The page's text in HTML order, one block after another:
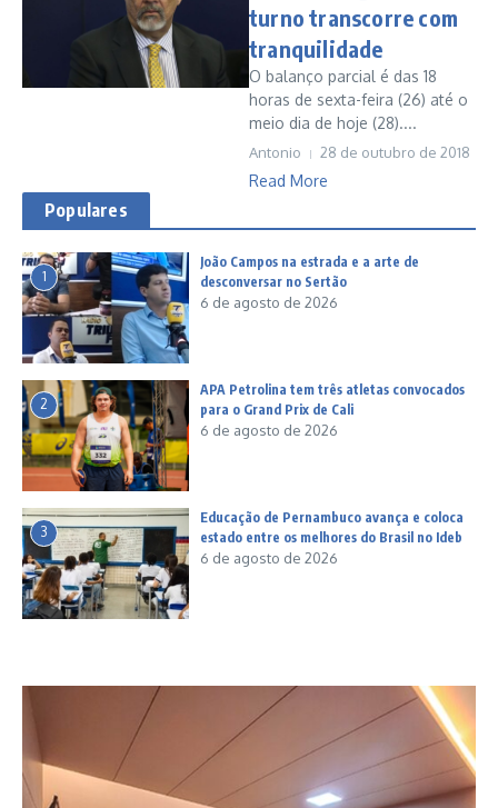
turno transcorre com
tranquilidade
O balanço parcial é das 18
horas de sexta-feira (26) até o
meio dia de hoje (28)....
Antonio 28 de outubro de 2018
Read More
Populares
1
João Campos na estrada e a arte de
desconversar no Sertão
6 de agosto de 2026
2
APA Petrolina tem três atletas convocados
para o Grand Prix de Cali
6 de agosto de 2026
3
Educação de Pernambuco avança e coloca
estado entre os melhores do Brasil no Ideb
6 de agosto de 2026